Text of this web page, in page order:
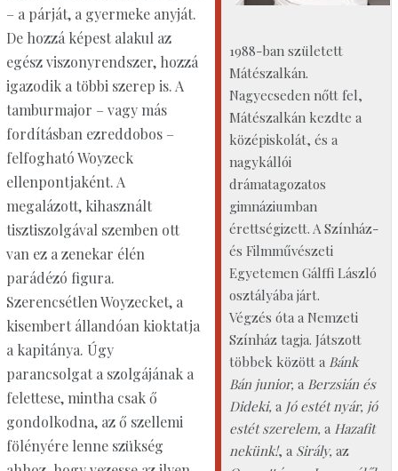
1988-ban született
Mátészalkán.
Nagyecseden nőtt fel,
Mátészalkán kezdte a
középiskolát, és a
nagykállói
drámatagozatos
gimnáziumban
érettségizett. A Színház-
és Filmművészeti
Egyetemen Gálffi László
osztályába járt.
Végzés óta a Nemzeti
Színház tagja. Játszott
többek között a Bánk
Bán junior, a Berzsián és
Dideki, a Jó estét nyár, jó
estét szerelem, a Hazafit
nekünk!, a Sirály, az
– a párját, a gyermeke anyját.
De hozzá képest alakul az
egész viszonyrendszer, hozzá
igazodik a többi szerep is. A
tamburmajor – vagy más
fordításban ezreddobos –
felfogható Woyzeck
ellenpontjaként. A
megalázott, kihasznált
tisztiszolgával szemben ott
van ez a zenekar élén
parádézó figura.
Szerencsétlen Woyzecket, a
kisembert állandóan kioktatja
a kapitánya. Úgy
parancsolgat a szolgájának a
felettese, mintha csak ő
gondolkodna, az ő szellemi
fölényére lenne szükség